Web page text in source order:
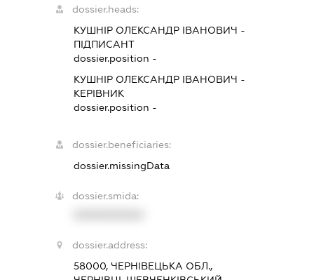
dossier.heads:
КУШНІР ОЛЕКСАНДР ІВАНОВИЧ -
ПІДПИСАНТ
dossier.position -
КУШНІР ОЛЕКСАНДР ІВАНОВИЧ -
КЕРІВНИК
dossier.position -
dossier.beneficiaries:
dossier.missingData
dossier.smida:
dossier.address:
58000, ЧЕРНІВЕЦЬКА ОБЛ.,